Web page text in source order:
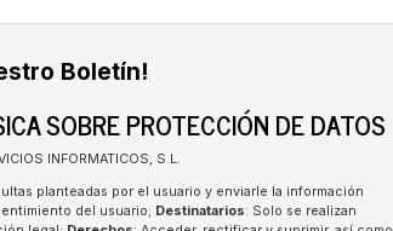
Boletín!
SOBRE PROTECCIÓN DE DATOS
INFORMATICOS, S.L.
planteadas por el usuario y enviarle la información
del usuario; Destinatarios: Solo se realizan